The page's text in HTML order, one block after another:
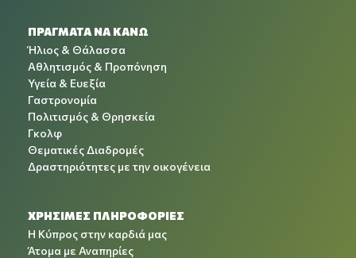
ΠΡΑΓΜΑΤΑ ΝΑ ΚΑΝΩ
Ήλιος & Θάλασσα
Αθλητισμός & Προπόνηση
Υγεία & Ευεξία
Γαστρονομία
Πολιτισμός & Θρησκεία
Γκολφ
Θεματικές Διαδρομές
Δραστηριότητες με την οικογένεια
ΧΡΉΣΙΜΕΣ ΠΛΗΡΟΦΟΡΊΕΣ
Η Κύπρος στην καρδιά μας
Άτομα με Αναπηρίες